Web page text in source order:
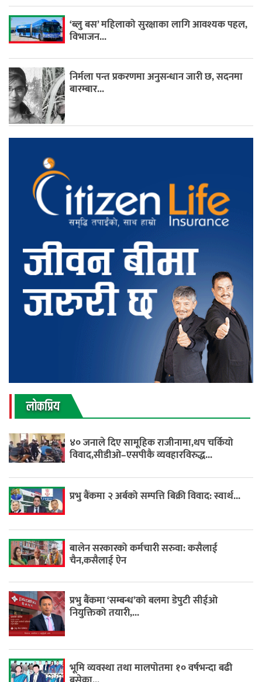
‘ब्लु बस’ महिलाको सुरक्षाका लागि आवश्यक पहल,
विभाजन...
निर्मला पन्त प्रकरणमा अनुसन्धान जारी छ, सदनमा
बारम्बार...
लाेकप्रिय
४० जनाले दिए सामूहिक राजीनामा,थप चर्कियो
विवाद,सीडीओ–एसपीकै व्यवहारविरुद्ध...
प्रभु बैंकमा २ अर्बको सम्पत्ति बिक्री विवाद: स्वार्थ...
बालेन सरकारको कर्मचारी सरुवा: कसैलाई
चैन,कसैलाई ऐन
प्रभु बैंकमा ‘सम्बन्ध’को बलमा डेपुटी सीईओ
नियुक्तिको तयारी,...
भूमि व्यवस्था तथा मालपोतमा १० वर्षभन्दा बढी